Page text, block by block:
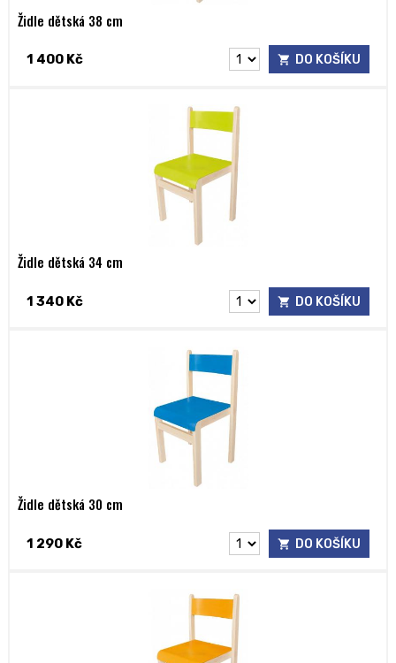
Židle dětská 38 cm
1 400 Kč DO KOŠÍKU
Židle dětská 34 cm
1 340 Kč DO KOŠÍKU
Židle dětská 30 cm
1 290 Kč DO KOŠÍKU